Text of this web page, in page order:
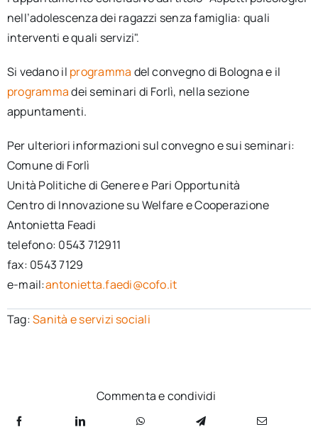
nell’adolescenza dei ragazzi senza famiglia: quali
interventi e quali servizi".
Si vedano il programma del convegno di Bologna e il
programmadei seminari di Forlì, nella sezione
appuntamenti.
Per ulteriori informazioni sul convegno e sui seminari:
Comune di Forlì
Unità Politiche di Genere e Pari Opportunità
Centro di Innovazione su Welfare e Cooperazione
Antonietta Feadi
telefono: 0543 712911
fax: 0543 7129
e-mail:antonietta.faedi@cofo.it
Tag:Sanità e servizi sociali
Commenta e condividi